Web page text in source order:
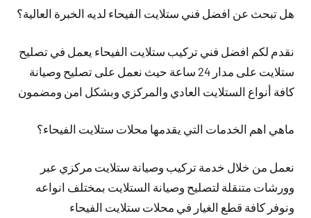
هل تبحث عن افضل فني ستلايت الفيحاء لديه الخبرة العالية؟
نقدم لكم افضل فني تركيب ستلايت الفيحاء يعمل في تصليح
ستلايت على مدار 24 ساعة حيث نعمل على تصليح وصيانة
كافة أنواع الستلايت العادي والمركزي وبشكل امن ومضمون
ماهي اهم الخدمات التي يقدمها محلات ستلايت الفيحاء؟
نعمل من خلال خدمة تركيب وصيانة ستلايت مركزي عبر
وورشات متنقلة لتصليح وصيانة الستلايت بمختلف انواعه
ونوفر كافة قطع الغيار في محلات ستلايت الفيحاء